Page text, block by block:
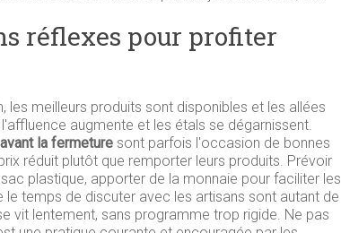
réflexes pour profiter
les meilleurs produits sont disponibles et les allées
augmente et les étals se dégarnissent.
la fermeture sont parfois l'occasion de bonnes
réduit plutôt que remporter leurs produits. Prévoir
plastique, apporter de la monnaie pour faciliter les
temps de discuter avec les artisans sont autant de
vit lentement, sans programme trop rigide. Ne pas